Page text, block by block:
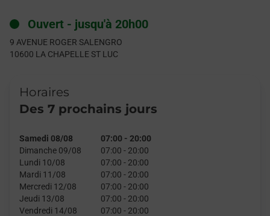
Ouvert - jusqu'à 20h00
9 AVENUE ROGER SALENGRO
10600 LA CHAPELLE ST LUC
Horaires
Des 7 prochains jours
Samedi 08/08 07:00 - 20:00
Dimanche 09/08
07:00 - 20:00
Lundi 10/08
07:00 - 20:00
Mardi 11/08
07:00 - 20:00
Mercredi 12/08
07:00 - 20:00
Jeudi 13/08
07:00 - 20:00
Vendredi 14/08
07:00 - 20:00